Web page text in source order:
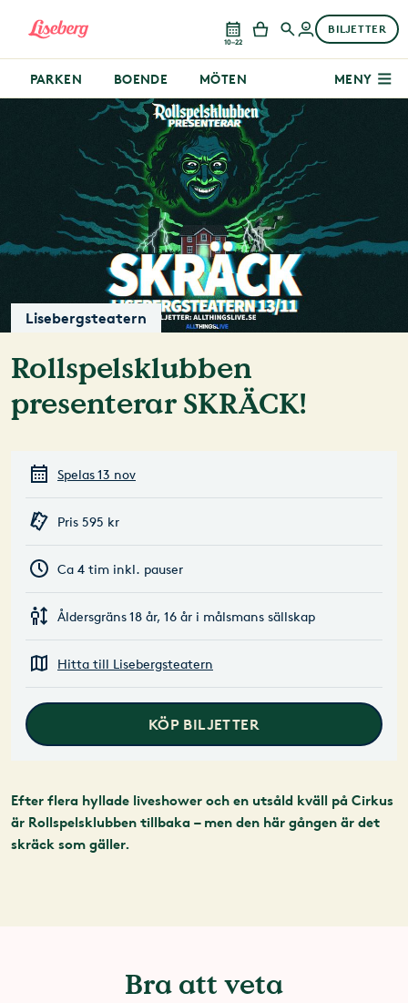
10–22
BILJETTER
PARKEN BOENDE MÖTEN MENY
Lisebergsteatern
Rollspelsklubben
presenterar SKRÄCK!
Spelas 13 nov
Pris 595 kr
Ca 4 tim inkl. pauser
Åldersgräns 18 år, 16 år i målsmans sällskap
Hitta till Lisebergsteatern
KÖP BILJETTER
Efter flera hyllade liveshower och en utsåld kväll på Cirkus
är Rollspelsklubben tillbaka – men den här gången är det
skräck som gäller.
Bra att veta